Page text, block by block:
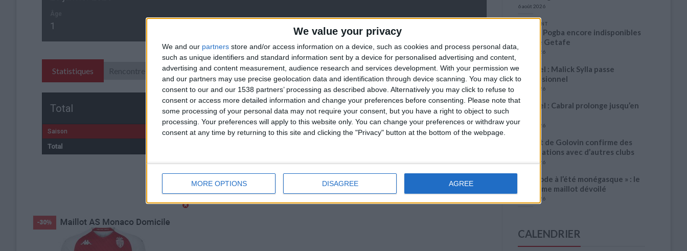
We value your privacy
We and our partners store and/or access information on a device, such as cookies and process personal data,
such as unique identifiers and standard information sent by a device for personalised advertising and content,
advertising and content measurement, audience research and services development. With your permission we
and our partners may use precise geolocation data and identification through device scanning. You may click to
consent to our and our 1538 partners’ processing as described above. Alternatively you may click to refuse to
consent or access more detailed information and change your preferences before consenting.
Please note that
some processing of your personal data may not require your consent, but you have a right to object to such
processing. Your preferences will apply to this website only. You can change your preferences or withdraw your
consent at any time by returning to this site and clicking the "Privacy" button at the bottom of the webpage.
MORE OPTIONS DISAGREE AGREE
1
Statistiques Rencontres
Total
Saison
Total
6 août 2026
1 COMMENT
Fati et Pogba encore indisponibles
contre Getafe
6 août 2026
Officiel : Malick Sylla passe
professionnel
5 août 2026
Officiel : Cabral prolonge jusqu’en
5 août 2026
L’agent de Golovin confirme des
négociations avec d’autres clubs
4 août 2026
« Une ode à l’été monégasque » : le
troisième maillot dévoilé
4 août 2026
CALENDRIER